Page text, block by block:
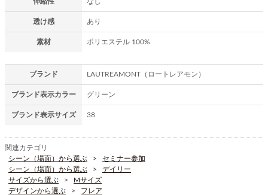
透け感 あり
素材 ポリエステル 100%
ブランド LAUTREAMONT（ロートレアモン）
ブランド表示カラー グリーン
ブランド表示サイズ 38
関連カテゴリ
シーン（場面）から選ぶ
セミナー参加
シーン（場面）から選ぶ
デイリー
サイズから選ぶ
Mサイズ
デザインから選ぶ
フレア